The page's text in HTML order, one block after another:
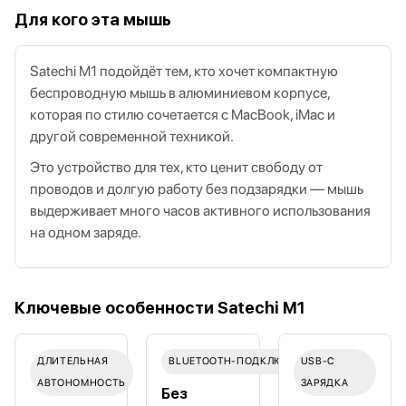
Для кого эта мышь
Satechi M1 подойдёт тем, кто хочет компактную
беспроводную мышь в алюминиевом корпусе,
которая по стилю сочетается с MacBook, iMac и
другой современной техникой.
Это устройство для тех, кто ценит свободу от
проводов и долгую работу без подзарядки — мышь
выдерживает много часов активного использования
на одном заряде.
Ключевые особенности Satechi M1
ДЛИТЕЛЬНАЯ
АВТОНОМНОСТЬ
BLUETOOTH‑ПОДКЛЮЧЕНИЕ
Без
USB‑C
ЗАРЯДКА